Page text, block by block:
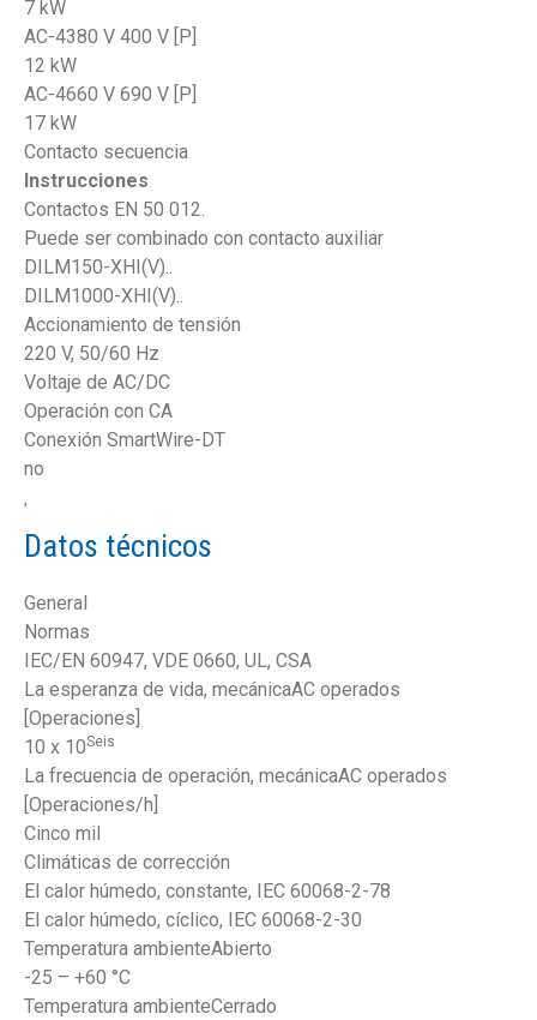
7 kW
AC-4380 V 400 V [P]
12 kW
AC-4660 V 690 V [P]
17 kW
Contacto secuencia
Instrucciones
Contactos EN 50 012.
Puede ser combinado con contacto auxiliar
DILM150-XHI(V)..
DILM1000-XHI(V)..
Accionamiento de tensión
220 V, 50/60 Hz
Voltaje de AC/DC
Operación con CA
Conexión SmartWire-DT
no
,
Datos técnicos
General
Normas
IEC/EN 60947, VDE 0660, UL, CSA
La esperanza de vida, mecánicaAC operados
[Operaciones]
10 x 10Seis
La frecuencia de operación, mecánicaAC operados
[Operaciones/h]
Cinco mil
Climáticas de corrección
El calor húmedo, constante, IEC 60068-2-78
El calor húmedo, cíclico, IEC 60068-2-30
Temperatura ambienteAbierto
-25 – +60 °C
Temperatura ambienteCerrado